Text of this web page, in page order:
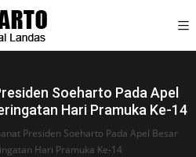
Soeharto Pada Apel
Hari Pramuka Ke-14
Presiden Soeharto Pada Apel Besar
Hari Pramuka Ke-14